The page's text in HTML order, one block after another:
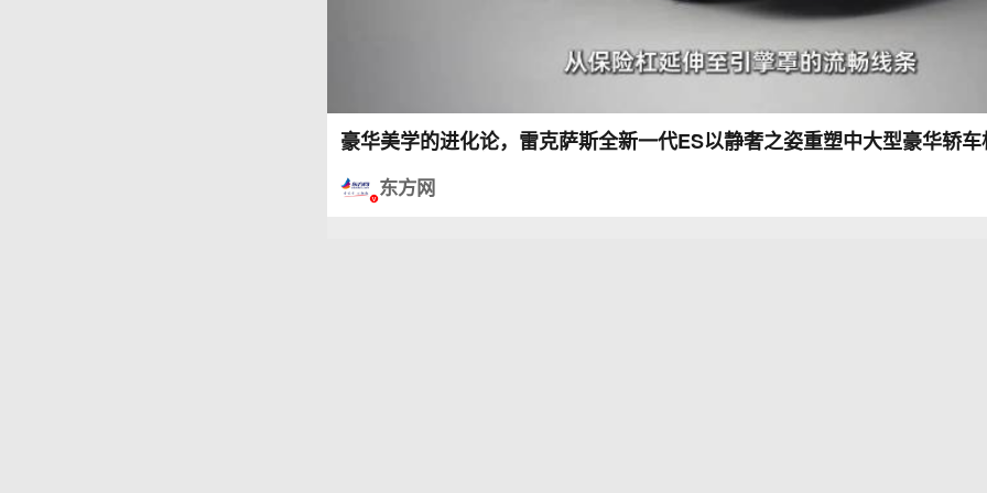
豪华美学的进化论，雷克萨斯全新一代ES以静奢之姿重塑中大型豪华轿
东方网